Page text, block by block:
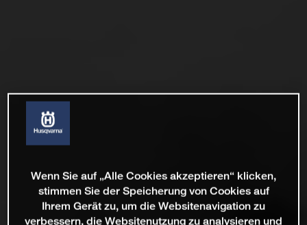
Wenn Sie auf „Alle Cookies akzeptieren“ klicken,
stimmen Sie der Speicherung von Cookies auf
Ihrem Gerät zu, um die Websitenavigation zu
verbessern, die Websitenutzung zu analysieren und